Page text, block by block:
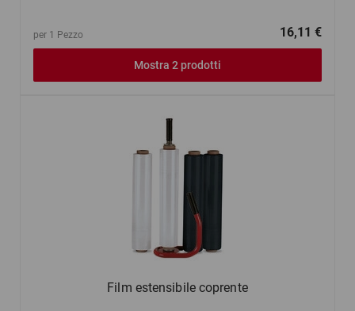
per 1 Pezzo 16,11 €
Mostra 2 prodotti
Film estensibile coprente